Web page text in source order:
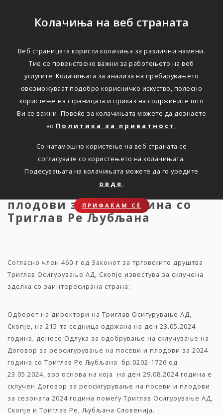
Колачиња на веб страната
Веб страницата користи колачиња за различни намени.
Тие се првенствено важни за работењето на веб
услугите. Колачињата за анализа на пребарувањето
овозможуваат подобро корисничко искуство, полесно
користење на страницата и приказ на содржините што
Ви се важни. Повеќе за колачињата можете да дознаете
во Политика за приватност .
Со натамошно користење на веб страната се
согласувате со користењето на колачињата.
Подесувањата на колачињата можете да го уредите
овде .
ПРИФАЌАМ СЀ
Зделка со
заинтересирана страна
Дома Новости Zdelka so zainteresirana strana
Одлука за одобрување на
склучување на Договор за
реосигурување на посеви и
плодови за 2024 година со
Триглав Ре Љубљана
Согласно член 460-г од Законот за трговските друштва
Триглав Осигурување АД, Скопје известува за склучена
зделка со заинтересирана страна:
Одборот на директори на Триглав Осигурување АД,
Скопје, на 215-та седница одржана на ден 23.05.2024
година, донесе Одлука за одобрување на склучување на
Договор за реосигурување на посеви и плодови за 2024
година со Триглав Ре Љубљана бр.0202-1726 од
23.05.2024, врз основа на која на ден 29.08.2024 година е
склучен Договор за реосигурување на посеви и плодови
за сезоната 2024 година помеѓу Триглав Осигурување АД,
Скопје и Триглав Ре, Љубљана Словенија.